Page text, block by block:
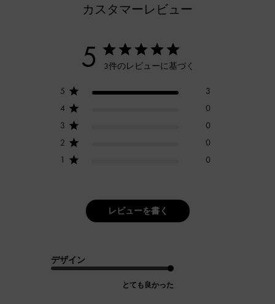
カスタマーレビュー
5 3件のレビューに基づく
5
3
4
0
3
0
2
0
1
0
レビューを書く
デザイン
とても良かった